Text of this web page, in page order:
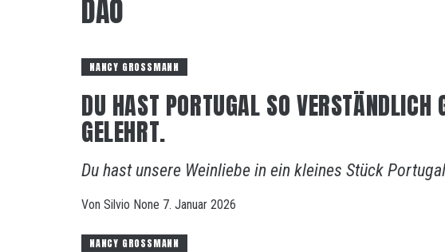
DAO
NANCY GROSSMANN
DU HAST PORTUGAL SO VERSTÄNDLICH
GELEHRT.
Du hast unsere Weinliebe in ein kleines Stück
Von Silvio None 7. Januar 2026
NANCY GROSSMANN